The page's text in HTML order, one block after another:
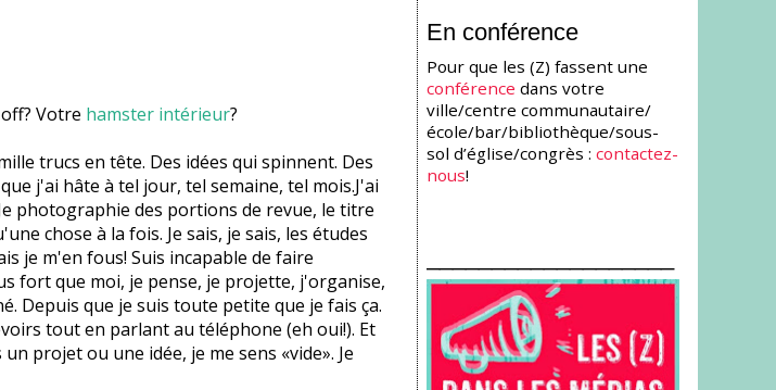
Votre hamster intérieur?
trucs en tête. Des idées qui spinnent. Des
j'ai hâte à tel jour, tel semaine, tel mois.J'ai
photographie des portions de revue, le titre
chose à la fois. Je sais, je sais, les études
je m'en fous! Suis incapable de faire
fort que moi, je pense, je projette, j'organise,
Depuis que je suis toute petite que je fais ça.
tout en parlant au téléphone (eh oui!). Et
projet ou une idée, je me sens «vide». Je
En conférence
Pour que les (Z) fassent une
conférence dans votre
ville/centre communautaire/
école/bar/bibliothèque/sous-
sol d’église/congrès :contactez-
nous!